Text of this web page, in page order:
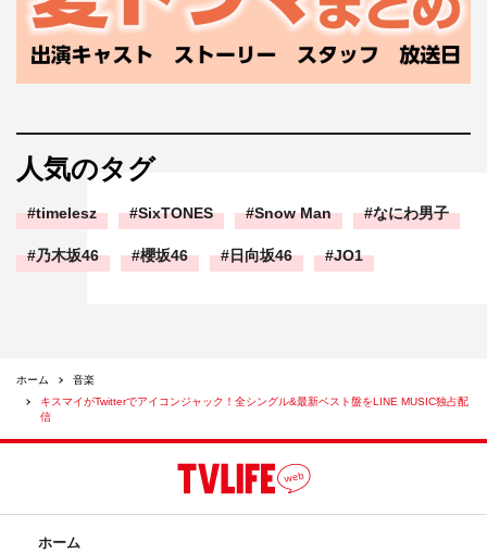
人気のタグ
timelesz SixTONES Snow Man なにわ男子
乃木坂46 櫻坂46 日向坂46 JO1
ホーム
音楽
キスマイがTwitterでアイコンジャック！全シングル&最新ベスト盤をLINE MUSIC独占配
信
ホーム